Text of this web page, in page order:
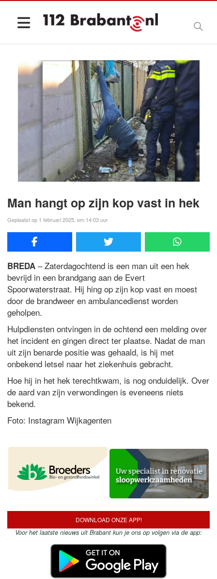
Man hangt op zijn kop vast in hek
Geplaatst op 1 februari 2025, om 14:03 uur
BREDA – Zaterdagochtend is een man uit een hek
bevrijd in een brandgang aan de Evert
Spoorwaterstraat. Hij hing op zijn kop vast en moest
door de brandweer en ambulancedienst worden
geholpen.
Hulpdiensten ontvingen in de ochtend een melding over
het incident en gingen direct ter plaatse. Nadat de man
uit zijn benarde positie was gehaald, is hij met
onbekend letsel naar het ziekenhuis gebracht.
Hoe hij in het hek terechtkwam, is nog onduidelijk. Over
de aard van zijn verwondingen is eveneens niets
bekend.
Foto: Instagram Wijkagenten
DOWNLOAD ONZE APP!
Voor het laatste nieuws uit Brabant kun je ons op volgen via de app: